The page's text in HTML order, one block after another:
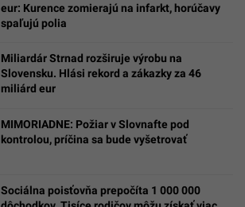
eur: Kurence zomierajú na infarkt, horúčavy
spaľujú polia
Miliardár Strnad rozširuje výrobu na
Slovensku. Hlási rekord a zákazky za 46
miliárd eur
MIMORIADNE: Požiar v Slovnafte pod
kontrolou, príčina sa bude vyšetrovať
Sociálna poisťovňa prepočíta 1 000 000